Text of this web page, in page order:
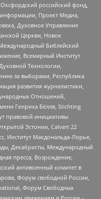
российский фонд,
Проект Медиа,
Духовное Управление
Церкви, Новое
Библейский
Всемирный Институт
Технологии,
за выборами, Республика
развития журналистики,
Отношений,
Генриха Бёлля, Stichting
правовой инициативы
Эстонии, Calvert 22
Институт Макдональда-Лорье,
Декабристы, Международный
пресса, Возрождение,
антивоенный комитет в
Форум свободной России,
Форум Свободных
движением в России –